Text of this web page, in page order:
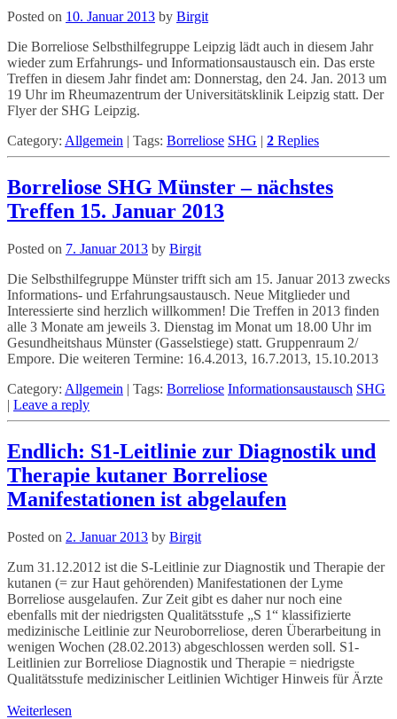
Posted on 10. Januar 2013 by Birgit
Die Borreliose Selbsthilfegruppe Leipzig lädt auch in diesem Jahr
wieder zum Erfahrungs- und Informationsaustausch ein. Das erste
Treffen in diesem Jahr findet am: Donnerstag, den 24. Jan. 2013 um
19 Uhr im Rheumazentrum der Universitätsklinik Leipzig statt. Der
Flyer der SHG Leipzig.
Category: Allgemein | Tags: Borreliose SHG | 2 Replies
Borreliose SHG Münster – nächstes
Treffen 15. Januar 2013
Posted on 7. Januar 2013 by Birgit
Die Selbsthilfegruppe Münster trifft sich am 15. Januar 2013 zwecks
Informations- und Erfahrungsaustausch. Neue Mitglieder und
Interessierte sind herzlich willkommen! Die Treffen in 2013 finden
alle 3 Monate am jeweils 3. Dienstag im Monat um 18.00 Uhr im
Gesundheitshaus Münster (Gasselstiege) statt. Gruppenraum 2/
Empore. Die weiteren Termine: 16.4.2013, 16.7.2013, 15.10.2013
Category: Allgemein | Tags: Borreliose Informationsaustausch SHG
| Leave a reply
Endlich: S1-Leitlinie zur Diagnostik und
Therapie kutaner Borreliose
Manifestationen ist abgelaufen
Posted on 2. Januar 2013 by Birgit
Zum 31.12.2012 ist die S-Leitlinie zur Diagnostik und Therapie der
kutanen (= zur Haut gehörenden) Manifestationen der Lyme
Borreliose ausgelaufen. Zur Zeit gibt es daher nur noch eine
ebenfalls mit der niedrigsten Qualitätsstufe „S 1“ klassifizierte
medizinische Leitlinie zur Neuroborreliose, deren Überarbeitung in
wenigen Wochen (28.02.2013) abgeschlossen werden soll. S1-
Leitlinien zur Borreliose Diagnostik und Therapie = niedrigste
Qualitätsstufe medizinischer Leitlinien Wichtiger Hinweis für Ärzte
Weiterlesen